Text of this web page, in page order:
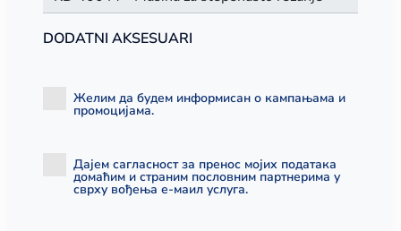
DODATNI AKSESUARI
Желим да будем информисан о кампањама и
промоцијама.
Дајем сагласност за пренос мојих података
домаћим и страним пословним партнерима у
сврху вођења е-маил услуга.